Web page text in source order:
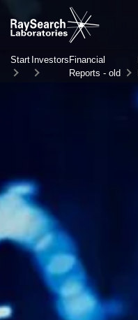
Start Investors Financial
Reports - old